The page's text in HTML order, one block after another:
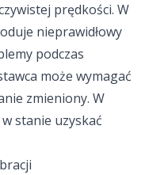
prędkości. W
nieprawidłowy
podczas
może wymagać
zmieniony. W
stanie uzyskać